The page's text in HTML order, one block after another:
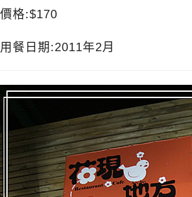
價格:$170
用餐日期:2011年2月